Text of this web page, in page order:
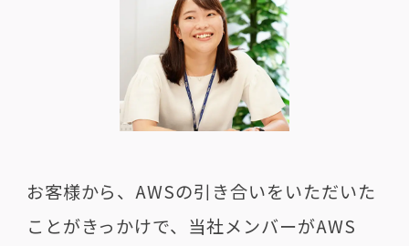
お客様から、AWSの引き合いをいただいた
ことがきっかけで、当社メンバーがAWS